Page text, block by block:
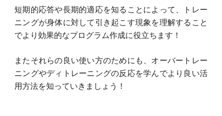
短期的応答や長期的適応を知ることによって、トレー
ニングが身体に対して引き起こす現象を理解すること
でより効果的なプログラム作成に役立ちます！
またそれらの良い使い方のためにも、オーバートレー
ニングやディトレーニングの反応を学んでより良い活
用方法を知っていきましょう！